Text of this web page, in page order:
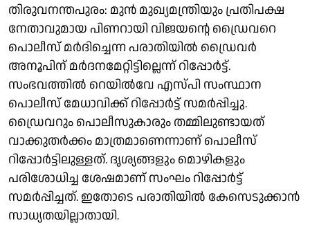
തിരുവനന്തപുരം: മുന്‍ മുഖ്യമന്ത്രിയും പ്രതിപക്ഷ
നേതാവുമായ പിണറായി വിജയന്റെ ഡ്രൈവറെ
പൊലീസ് മർദിച്ചെന്ന പരാതിയിൽ ഡ്രൈവർ
അനൂപിന് മർദനമേറ്റിട്ടില്ലെന്ന് റിപ്പോർട്ട്.
സംഭവത്തിൽ റെയിൽവേ എസ്പി സംസ്ഥാന
പൊലീസ് മേധാവിക്ക് റിപ്പോർട്ട് സമർപ്പിച്ചു.
ഡ്രൈവറും പൊലീസുകാരും തമ്മിലുണ്ടായത്
വാക്കുതർക്കം മാത്രമാണെന്നാണ് പൊലീസ്
റിപ്പോർട്ടിലുള്ളത്. ദൃശ്യങ്ങളും മൊഴികളും
പരിശോധിച്ച ശേഷമാണ് സംഘം റിപ്പോർട്ട്
സമർപ്പിച്ചത്. ഇതോടെ പരാതിയിൽ കേസെടുക്കാൻ
സാധ്യതയില്ലാതായി.